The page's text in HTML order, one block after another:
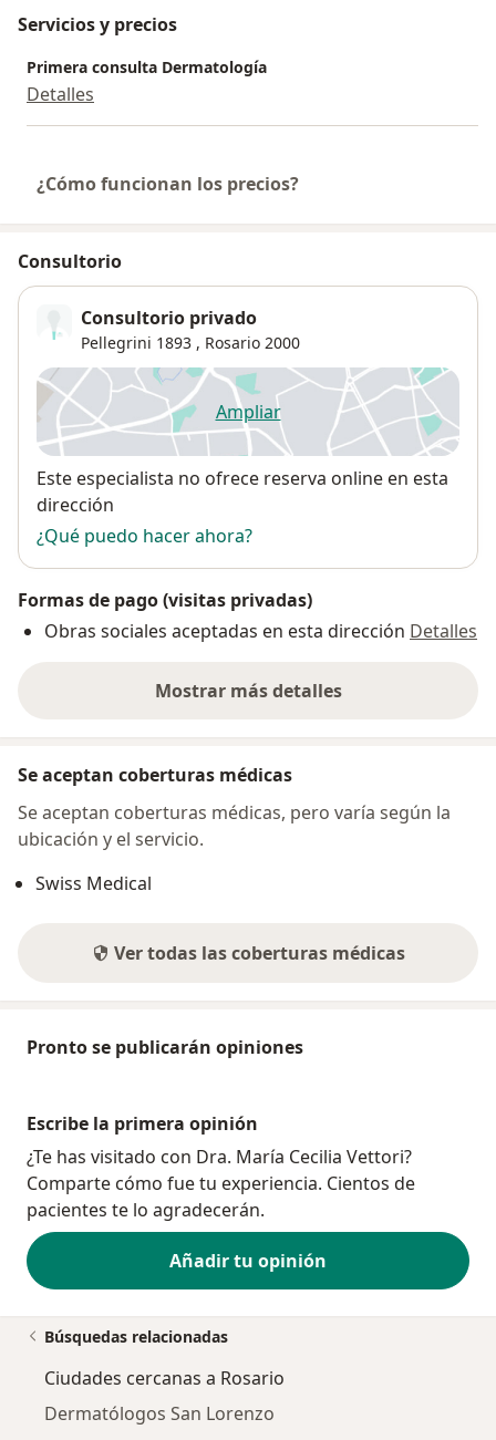
Servicios y precios
Primera consulta Dermatología
Detalles
¿Cómo funcionan los precios?
Consultorio
Consultorio privado
Pellegrini 1893 , Rosario 2000
Ampliarse abre en una nueva
Disponibilidad
Este especialista no ofrece reserva online en esta
dirección
¿Qué puedo hacer ahora?
Formas de pago (visitas privadas)
Obras sociales aceptadas en esta dirección Detalles
Mostrar más detalles
sobre la dirección
Se aceptan coberturas médicas
Se aceptan coberturas médicas, pero varía según la
ubicación y el servicio.
Swiss Medical
Ver todas las coberturas médicas
Pronto se publicarán opiniones
Escribe la primera opinión
¿Te has visitado con Dra. María Cecilia Vettori?
Comparte cómo fue tu experiencia. Cientos de
pacientes te lo agradecerán.
Añadir tu opinión
Búsquedas relacionadas
Ciudades cercanas a Rosario
Dermatólogos San Lorenzo